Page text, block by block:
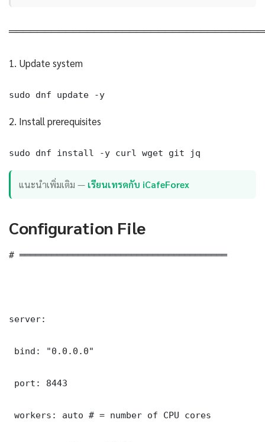
1. Update system
sudo dnf update -y
2. Install prerequisites
sudo dnf install -y curl wget git jq
แนะนำเพิ่มเติม — เรียนเทรดกับ iCafeForex
Configuration File
# ═══════════════════════════════════════
server:
bind: "0.0.0.0"
port: 8443
workers: auto # = number of CPU cores